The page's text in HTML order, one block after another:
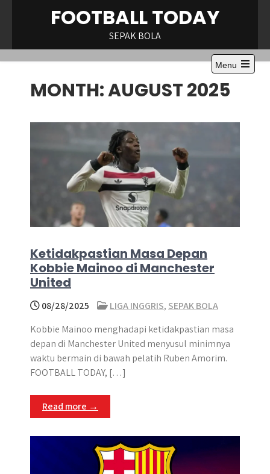
FOOTBALL TODAY
SEPAK BOLA
Menu
Open
MONTH:AUGUST 2025
Ketidakpastian Masa Depan
Kobbie Mainoo di Manchester
United
08/28/2025 LIGA INGGRIS, SEPAK BOLA
Kobbie Mainoo menghadapi ketidakpastian masa
depan di Manchester United menyusul minimnya
waktu bermain di bawah pelatih Ruben Amorim.
FOOTBALL TODAY, […]
Read more →